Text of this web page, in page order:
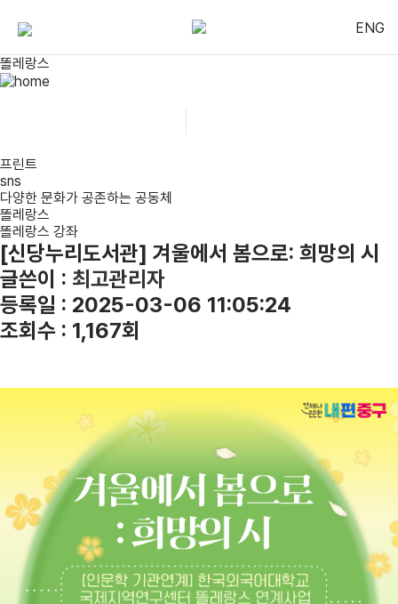
ENG
똘레랑스
프린트
sns
다양한 문화가 공존하는 공동체
똘레랑스
똘레랑스 강좌
[신당누리도서관] 겨울에서 봄으로: 희망의 시
글쓴이 : 최고관리자
등록일 : 2025-03-06 11:05:24
조회수 : 1,167회